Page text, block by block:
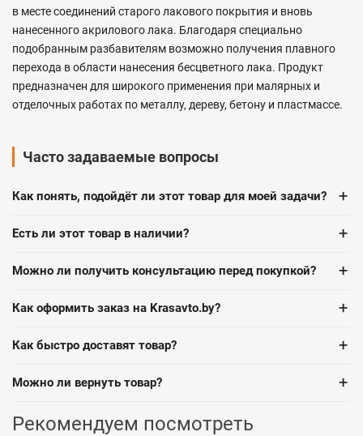
в месте соединений старого лакового покрытия и вновь
нанесенного акрилового лака. Благодаря специально
подобранным разбавителям возможно получения плавного
перехода в области нанесения бесцветного лака. Продукт
предназначен для широкого применения при малярных и
отделочных работах по металлу, дереву, бетону и пластмассе.
Часто задаваемые вопросы
Как понять, подойдёт ли этот товар для моей задачи? +
Есть ли этот товар в наличии? +
Можно ли получить консультацию перед покупкой? +
Как оформить заказ на Krasavto.by? +
Как быстро доставят товар? +
Можно ли вернуть товар? +
Рекомендуем посмотреть